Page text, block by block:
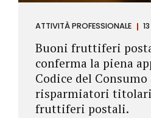
ATTIVITÀ PROFESSIONALE
Buoni fruttiferi
conferma la piena
Codice del
risparmiatori
fruttiferi postali.